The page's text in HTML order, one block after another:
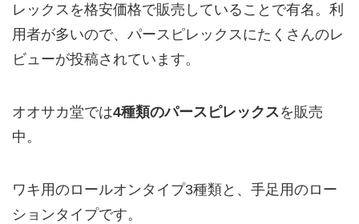
レックスを格安価格で販売していることで有名。利
用者が多いので、パースピレックスにたくさんのレ
ビューが投稿されています。
オオサカ堂では4種類のパースピレックスを販売
中。
ワキ用のロールオンタイプ3種類と、手足用のロー
ションタイプです。